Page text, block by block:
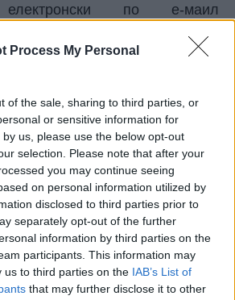
Process My Personal
of the sale, sharing to third parties, or
or sensitive information for
us, please use the below opt-out
selection. Please note that after your
you may continue seeing
on personal information utilized by
disclosed to third parties prior to
separately opt-out of the further
information by third parties on the
participants. This information may
us to third parties on the IAB’s List of
that may further disclose it to other
по е-маил
на РКЕ незадоволната
поведе Управен спор.
во сите четири блокови
од еден процент (0,92
прв блок цената е зголемена
во втор блок цената е
%
за енергетика, водни
за управување со комунален
политичките партии да не ги
на РКЕ кое е независно